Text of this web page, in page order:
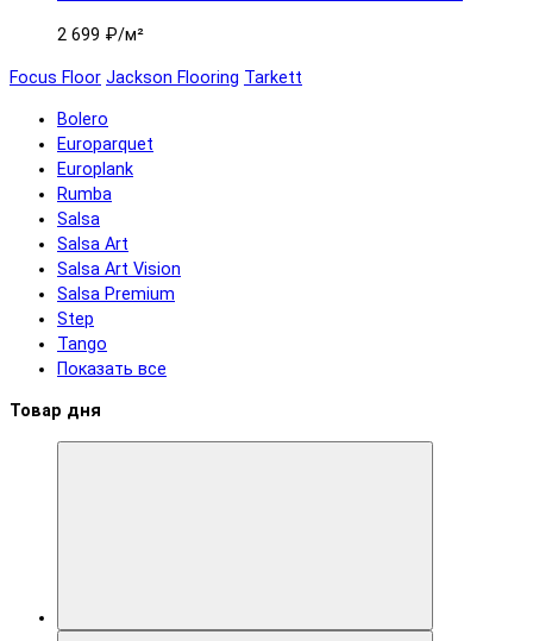
2 699 ₽/м²
Focus Floor Jackson Flooring Tarkett
Bolero
Europarquet
Europlank
Rumba
Salsa
Salsa Art
Salsa Art Vision
Salsa Premium
Step
Tango
Показать все
Товар дня